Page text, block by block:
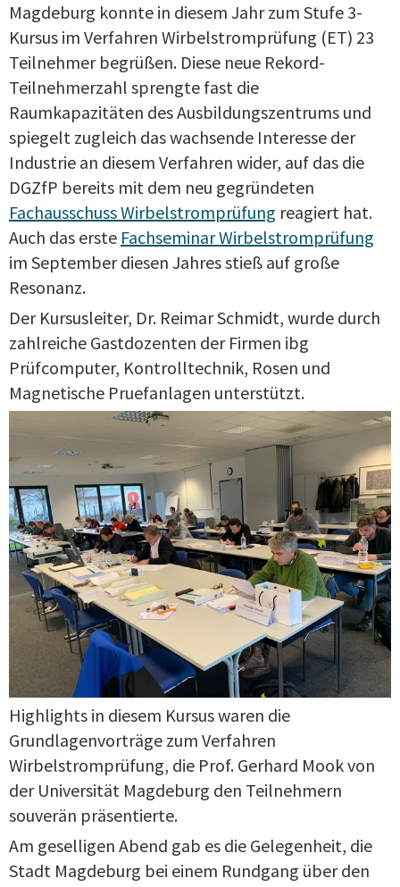
Magdeburg konnte in diesem Jahr zum Stufe 3-
Kursus im Verfahren Wirbelstromprüfung (ET) 23
Teilnehmer begrüßen. Diese neue Rekord-
Teilnehmerzahl sprengte fast die
Raumkapazitäten des Ausbildungszentrums und
spiegelt zugleich das wachsende Interesse der
Industrie an diesem Verfahren wider, auf das die
DGZfP bereits mit dem neu gegründeten
Fachausschuss Wirbelstromprüfung reagiert hat.
Auch das erste Fachseminar Wirbelstromprüfung
im September diesen Jahres stieß auf große
Resonanz.
Der Kursusleiter, Dr. Reimar Schmidt, wurde durch
zahlreiche Gastdozenten der Firmen ibg
Prüfcomputer, Kontrolltechnik, Rosen und
Magnetische Pruefanlagen unterstützt.
Highlights in diesem Kursus waren die
Grundlagenvorträge zum Verfahren
Wirbelstromprüfung, die Prof. Gerhard Mook von
der Universität Magdeburg den Teilnehmern
souverän präsentierte.
Am geselligen Abend gab es die Gelegenheit, die
Stadt Magdeburg bei einem Rundgang über den